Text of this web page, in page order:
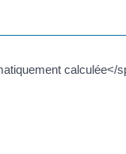
calculée</